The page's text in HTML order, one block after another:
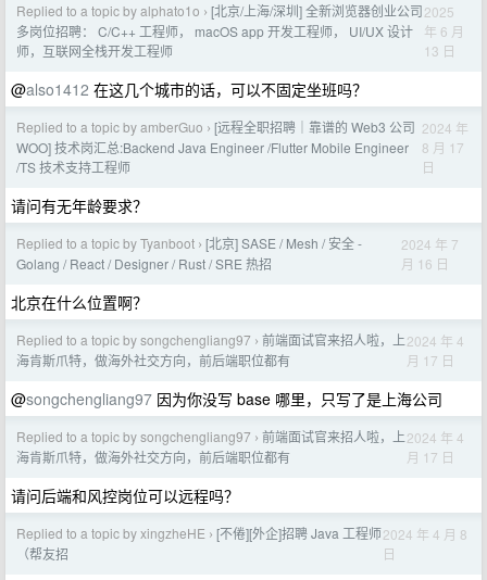
Replied to a topic by alphato1o › [北京/上海/深圳] 全新浏览器创业公司
多岗位招聘： C/C++ 工程师， macOS app 开发工程师， UI/UX 设计
师，互联网全栈开发工程师
2025
年 6 月
13 日
@also1412 在这几个城市的话，可以不固定坐班吗？
Replied to a topic by amberGuo › [远程全职招聘｜靠谱的 Web3 公司
WOO] 技术岗汇总:Backend Java Engineer /Flutter Mobile Engineer
/TS 技术支持工程师
2024 年
8 月 17
日
请问有无年龄要求？
Replied to a topic by Tyanboot › [北京] SASE / Mesh / 安全 -
Golang / React / Designer / Rust / SRE 热招
2024 年 7
月 16 日
北京在什么位置啊？
Replied to a topic by songchengliang97 › 前端面试官来招人啦，上
海肯斯爪特，做海外社交方向，前后端职位都有
2024 年 4
月 17 日
@songchengliang97 因为你没写 base 哪里，只写了是上海公司
Replied to a topic by songchengliang97 › 前端面试官来招人啦，上
海肯斯爪特，做海外社交方向，前后端职位都有
2024 年 4
月 17 日
请问后端和风控岗位可以远程吗？
Replied to a topic by xingzheHE › [不倦][外企]招聘 Java 工程师
（帮友招
2024 年 4 月 8
日